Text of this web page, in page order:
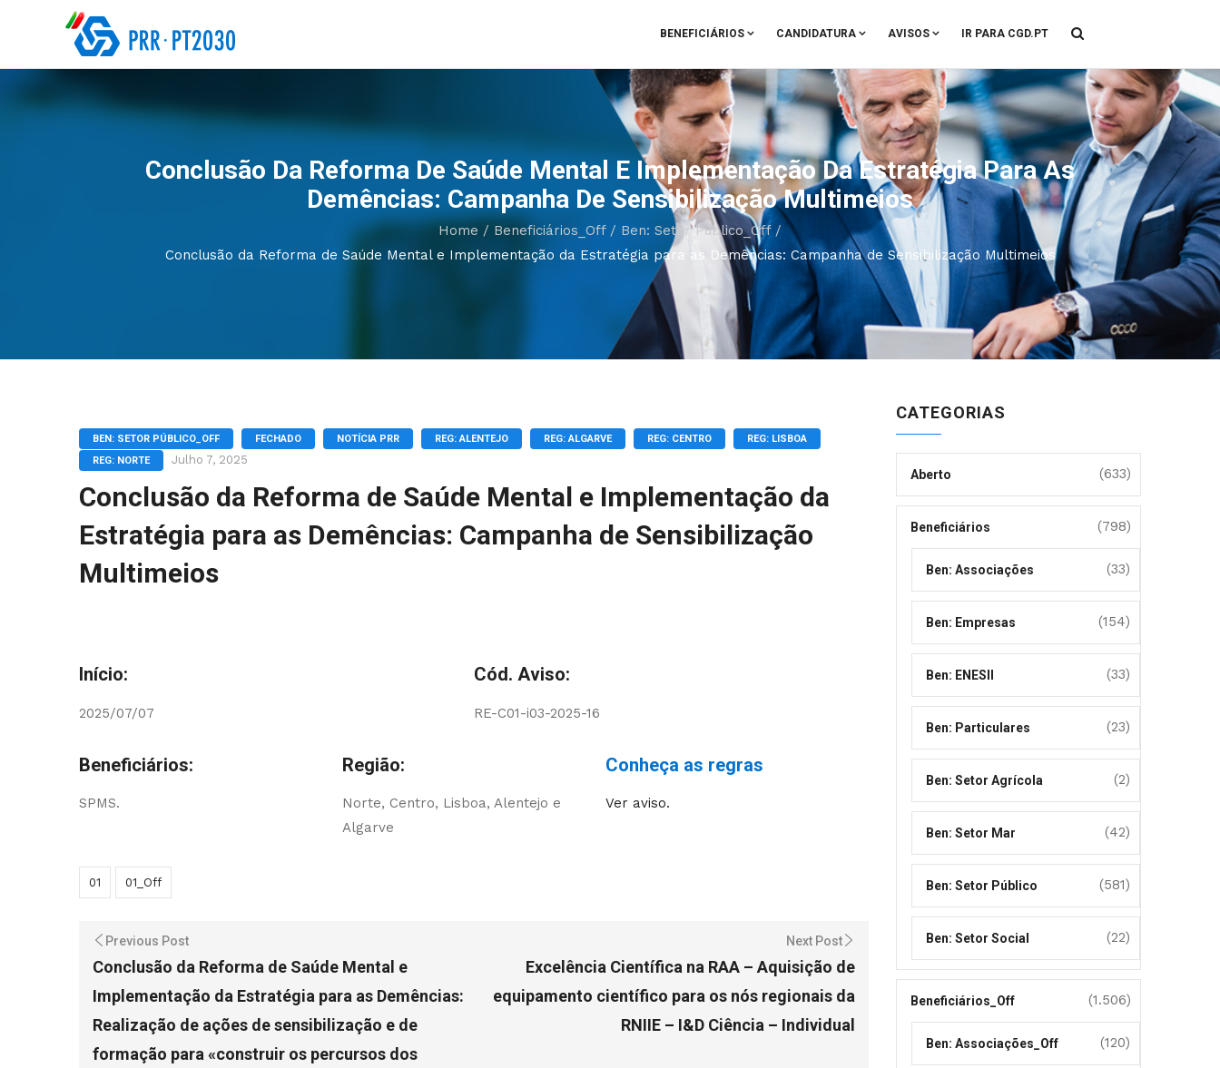
BENEFICIÁRIOS CANDIDATURA AVISOS IR PARA CGD.PT
Conclusão Da Reforma De Saúde Mental E Implementação Da Estratégia Para As
Demências: Campanha De Sensibilização Multimeios
Home / Beneficiários_Off/ Ben: Setor Público_Off/
Conclusão da Reforma de Saúde Mental e Implementação da Estratégia para as Demências: Campanha de Sensibilização Multimeios
BEN: SETOR PÚBLICO_OFF FECHADO NOTÍCIA PRR REG: ALENTEJO REG: ALGARVE REG: CENTRO
REG: LISBOA
REG: NORTE
Julho 7, 2025
Conclusão da Reforma de Saúde Mental e Implementação da
Estratégia para as Demências: Campanha de Sensibilização
Multimeios
Início:
2025/07/07
Cód. Aviso:
RE-C01-i03-2025-16
Beneficiários:
SPMS.
Região:
Norte, Centro, Lisboa, Alentejo e
Algarve
Conheça as regras
Ver aviso.
01 01_Off
Previous Post
Conclusão da Reforma de Saúde Mental e
Implementação da Estratégia para as Demências:
Realização de ações de sensibilização e de
formação para «construir os percursos dos
Next Post
Excelência Científica na RAA – Aquisição de
equipamento científico para os nós regionais da
RNIIE – I&D Ciência – Individual
CATEGORIAS
Aberto (633)
Beneficiários (798)
Ben: Associações (33)
Ben: Empresas (154)
Ben: ENESII (33)
Ben: Particulares (23)
Ben: Setor Agrícola (2)
Ben: Setor Mar (42)
Ben: Setor Público (581)
Ben: Setor Social (22)
Beneficiários_Off (1.506)
Ben: Associações_Off (120)